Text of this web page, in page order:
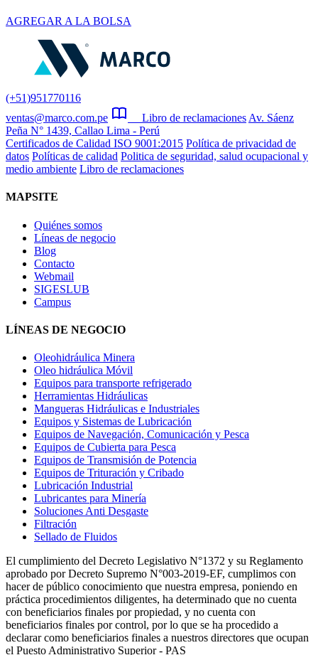
AGREGAR A LA BOLSA
(+51)951770116
ventas@marco.com.pe
Libro de reclamaciones Av. Sáenz
Peña N° 1439, Callao Lima - Perú
Certificados de Calidad ISO 9001:2015 Política de privacidad de
datos Políticas de calidad Politica de seguridad, salud ocupacional y
medio ambiente Libro de reclamaciones
MAPSITE
Quiénes somos
Líneas de negocio
Blog
Contacto
Webmail
SIGESLUB
Campus
LÍNEAS DE NEGOCIO
Oleohidráulica Minera
Oleo hidráulica Móvil
Equipos para transporte refrigerado
Herramientas Hidráulicas
Mangueras Hidráulicas e Industriales
Equipos y Sistemas de Lubricación
Equipos de Navegación, Comunicación y Pesca
Equipos de Cubierta para Pesca
Equipos de Transmisión de Potencia
Equipos de Trituración y Cribado
Lubricación Industrial
Lubricantes para Minería
Soluciones Anti Desgaste
Filtración
Sellado de Fluidos
El cumplimiento del Decreto Legislativo N°1372 y su Reglamento
aprobado por Decreto Supremo N°003-2019-EF, cumplimos con
hacer de público conocimiento que nuestra empresa, poniendo en
práctica procedimientos diligentes, ha determinado que no cuenta
con beneficiarios finales por propiedad, y no cuenta con
beneficiarios finales por control, por lo que se ha procedido a
declarar como beneficiarios finales a nuestros directores que ocupan
el Puesto Administrativo Superior - PAS